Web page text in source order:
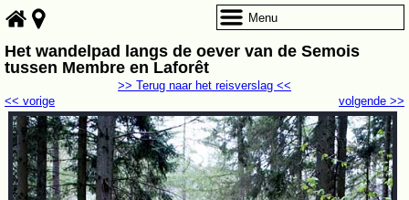
Het wandelpad langs de oever van de Semois
tussen Membre en Laforêt
volgende >>
<< vorige
>> Terug naar het reisverslag <<
Menu